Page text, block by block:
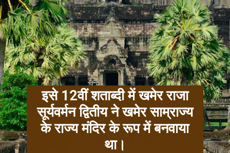
इसे 12वीं शताब्दी में खमेर राजा
सूर्यवर्मन द्वितीय ने खमेर साम्राज्य
के राज्य मंदिर के रूप में बनवाया
था।